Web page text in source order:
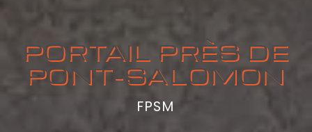
PORTAIL PRÈS DE
PONT-SALOMON
FPSM